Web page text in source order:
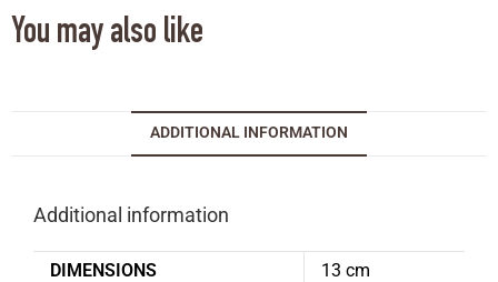
You may also like
ADDITIONAL INFORMATION
Additional information
DIMENSIONS 13 cm